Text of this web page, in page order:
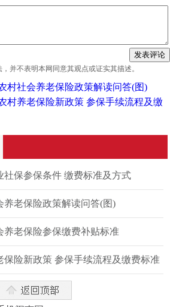
并不表明本网同意其观点或证实其描述。
村社会养老保险政策解读问答(图)
村养老保险新政策 参保手续流程及缴
社保参保条件 缴费标准及方式
养老保险政策解读问答(图)
养老保险参保缴费补贴标准
保险新政策 参保手续流程及缴费标准